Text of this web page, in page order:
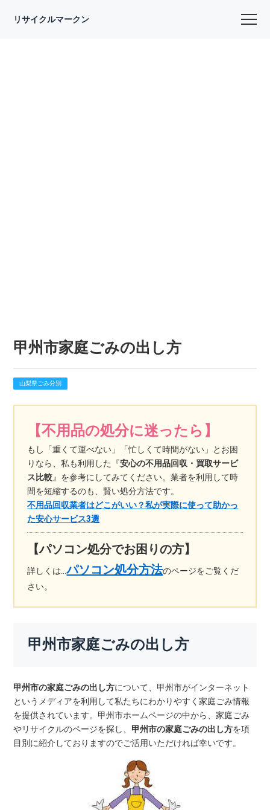
リサイクルマークン
甲州市家庭ごみの出し方
山梨県ごみ分別
【不用品の処分に迷ったら】
もし「重くて運べない」「忙しくて時間がない」とお困
りなら、私も利用した『安心の不用品回収・買取サービ
ス比較』を参考にしてみてください。業者を利用して時
間を短縮するのも、賢い処分方法です。
不用品回収業者はどこがいい？私が実際に使って助かっ
た安心サービス3選
【パソコン処分でお困りの方】
詳しくは…パソコン処分方法のページをご覧くだ
さい。
甲州市家庭ごみの出し方
甲州市の家庭ごみの出し方について、甲州市がインターネット
というメディアを利用して私たちにわかりやすく家庭ごみ情報
を提供されています。甲州市ホームページの中から、家庭ごみ
やリサイクルのページを探し、 甲州市の家庭ごみの出し方を項
目別に紹介しておりますのでご活用いただければ幸いです。